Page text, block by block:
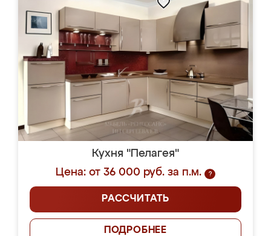
Кухня "Пелагея"
Цена: от 36 000 руб. за п.м.
?
РАССЧИТАТЬ
ПОДРОБНЕЕ